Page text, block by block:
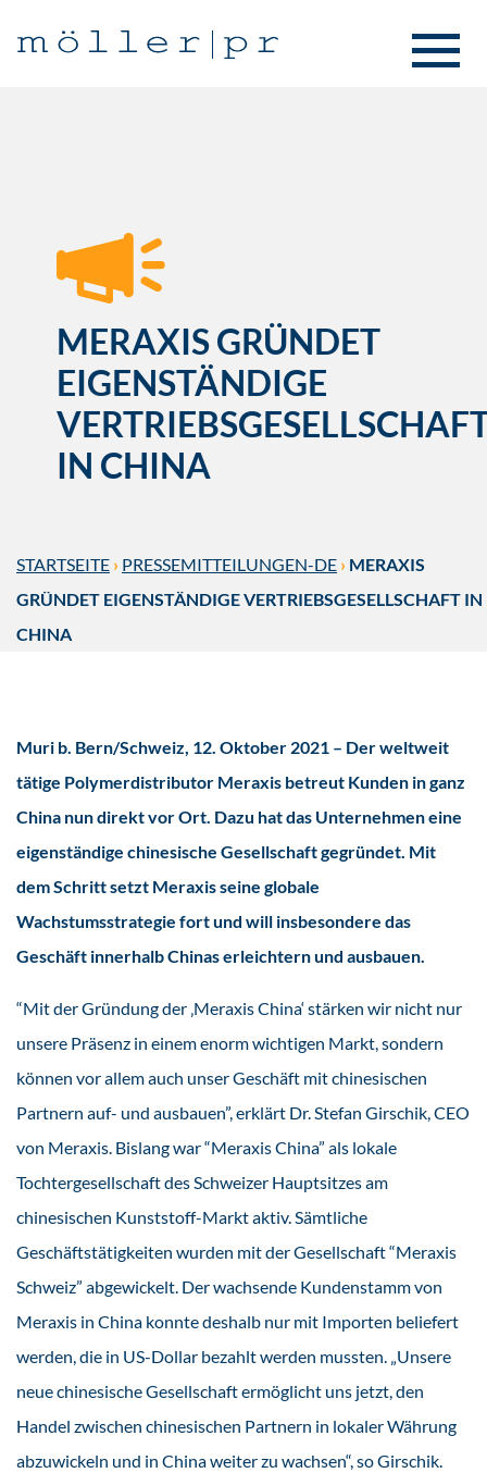
MERAXIS GRÜNDET
EIGENSTÄNDIGE
IN CHINA
STARTSEITE › PRESSEMITTEILUNGEN-DE › MERAXIS
GRÜNDET EIGENSTÄNDIGE VERTRIEBSGESELLSCHAFT IN
CHINA
Muri b. Bern/Schweiz, 12. Oktober 2021 – Der weltweit
tätige Polymerdistributor Meraxis betreut Kunden in ganz
China nun direkt vor Ort. Dazu hat das Unternehmen eine
eigenständige chinesische Gesellschaft gegründet. Mit
dem Schritt setzt Meraxis seine globale
Wachstumsstrategie fort und will insbesondere das
Geschäft innerhalb Chinas erleichtern und ausbauen.
“Mit der Gründung der ‚Meraxis China‘ stärken wir nicht nur
unsere Präsenz in einem enorm wichtigen Markt, sondern
können vor allem auch unser Geschäft mit chinesischen
Partnern auf- und ausbauen”, erklärt Dr. Stefan Girschik, CEO
von Meraxis. Bislang war “Meraxis China” als lokale
Tochtergesellschaft des Schweizer Hauptsitzes am
chinesischen Kunststoff-Markt aktiv. Sämtliche
Geschäftstätigkeiten wurden mit der Gesellschaft “Meraxis
Schweiz” abgewickelt. Der wachsende Kundenstamm von
Meraxis in China konnte deshalb nur mit Importen beliefert
werden, die in US-Dollar bezahlt werden mussten. „Unsere
neue chinesische Gesellschaft ermöglicht uns jetzt, den
Handel zwischen chinesischen Partnern in lokaler Währung
abzuwickeln und in China weiter zu wachsen“, so Girschik.